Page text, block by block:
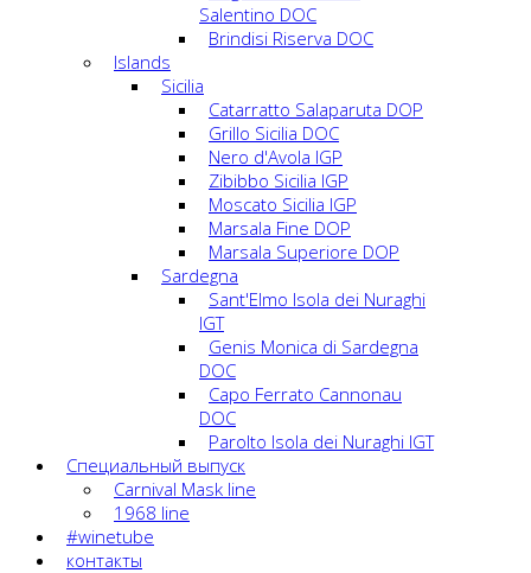
Salentino DOC
Brindisi Riserva DOC
Islands
Sicilia
Catarratto Salaparuta DOP
Grillo Sicilia DOC
Nero d'Avola IGP
Zibibbo Sicilia IGP
Moscato Sicilia IGP
Marsala Fine DOP
Marsala Superiore DOP
Sardegna
Sant'Elmo Isola dei Nuraghi
IGT
Genis Monica di Sardegna
DOC
Capo Ferrato Cannonau
DOC
Parolto Isola dei Nuraghi IGT
Специальный выпуск
Carnival Mask line
1968 line
#winetube
контакты